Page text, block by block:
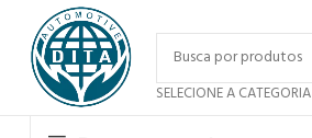
SELECIONE A CATEGORIA